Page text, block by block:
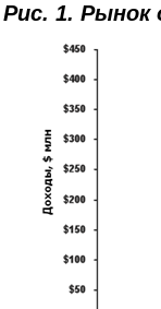
Рис. 1. Рынок